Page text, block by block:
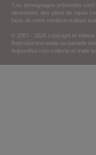
*Les témoignages présentés
alimentaire, des plans de repas
l'avis de votre médecin traitant
© 2007 - 2026 copyright et
Reproduction totale ou partielle
Aujourdhui.com collecte et traite